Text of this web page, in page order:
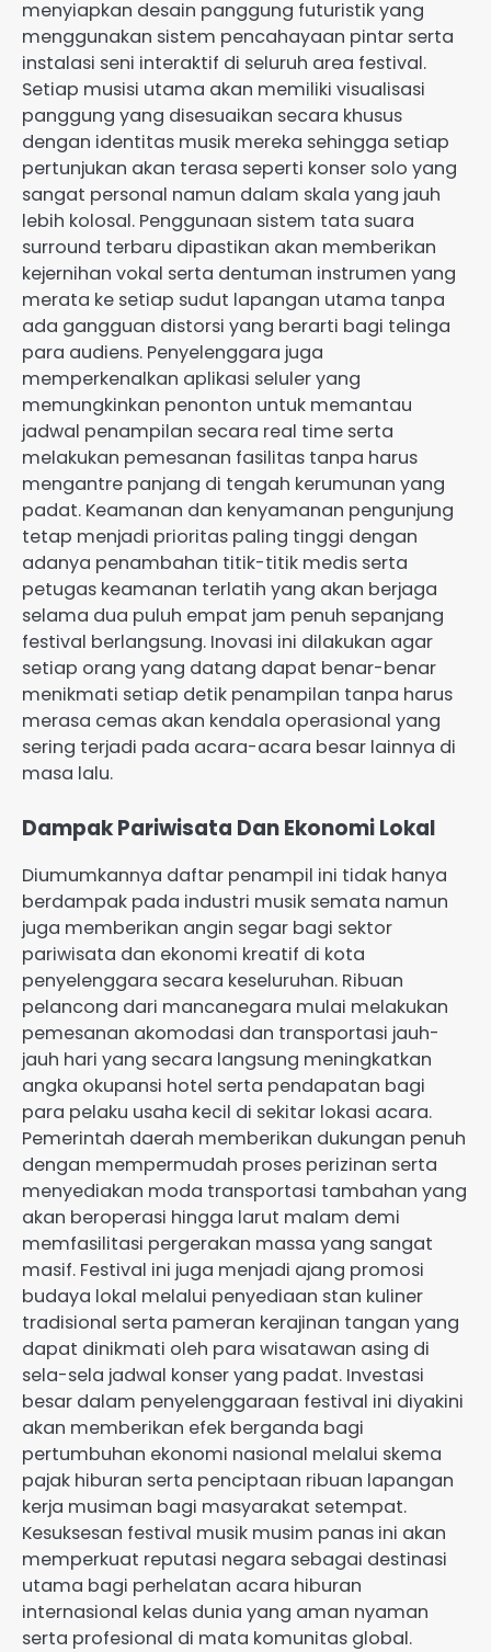
menyiapkan desain panggung futuristik yang
menggunakan sistem pencahayaan pintar serta
instalasi seni interaktif di seluruh area festival.
Setiap musisi utama akan memiliki visualisasi
panggung yang disesuaikan secara khusus
dengan identitas musik mereka sehingga setiap
pertunjukan akan terasa seperti konser solo yang
sangat personal namun dalam skala yang jauh
lebih kolosal. Penggunaan sistem tata suara
surround terbaru dipastikan akan memberikan
kejernihan vokal serta dentuman instrumen yang
merata ke setiap sudut lapangan utama tanpa
ada gangguan distorsi yang berarti bagi telinga
para audiens. Penyelenggara juga
memperkenalkan aplikasi seluler yang
memungkinkan penonton untuk memantau
jadwal penampilan secara real time serta
melakukan pemesanan fasilitas tanpa harus
mengantre panjang di tengah kerumunan yang
padat. Keamanan dan kenyamanan pengunjung
tetap menjadi prioritas paling tinggi dengan
adanya penambahan titik-titik medis serta
petugas keamanan terlatih yang akan berjaga
selama dua puluh empat jam penuh sepanjang
festival berlangsung. Inovasi ini dilakukan agar
setiap orang yang datang dapat benar-benar
menikmati setiap detik penampilan tanpa harus
merasa cemas akan kendala operasional yang
sering terjadi pada acara-acara besar lainnya di
masa lalu.
Dampak Pariwisata Dan Ekonomi Lokal
Diumumkannya daftar penampil ini tidak hanya
berdampak pada industri musik semata namun
juga memberikan angin segar bagi sektor
pariwisata dan ekonomi kreatif di kota
penyelenggara secara keseluruhan. Ribuan
pelancong dari mancanegara mulai melakukan
pemesanan akomodasi dan transportasi jauh-
jauh hari yang secara langsung meningkatkan
angka okupansi hotel serta pendapatan bagi
para pelaku usaha kecil di sekitar lokasi acara.
Pemerintah daerah memberikan dukungan penuh
dengan mempermudah proses perizinan serta
menyediakan moda transportasi tambahan yang
akan beroperasi hingga larut malam demi
memfasilitasi pergerakan massa yang sangat
masif. Festival ini juga menjadi ajang promosi
budaya lokal melalui penyediaan stan kuliner
tradisional serta pameran kerajinan tangan yang
dapat dinikmati oleh para wisatawan asing di
sela-sela jadwal konser yang padat. Investasi
besar dalam penyelenggaraan festival ini diyakini
akan memberikan efek berganda bagi
pertumbuhan ekonomi nasional melalui skema
pajak hiburan serta penciptaan ribuan lapangan
kerja musiman bagi masyarakat setempat.
Kesuksesan festival musik musim panas ini akan
memperkuat reputasi negara sebagai destinasi
utama bagi perhelatan acara hiburan
internasional kelas dunia yang aman nyaman
serta profesional di mata komunitas global.